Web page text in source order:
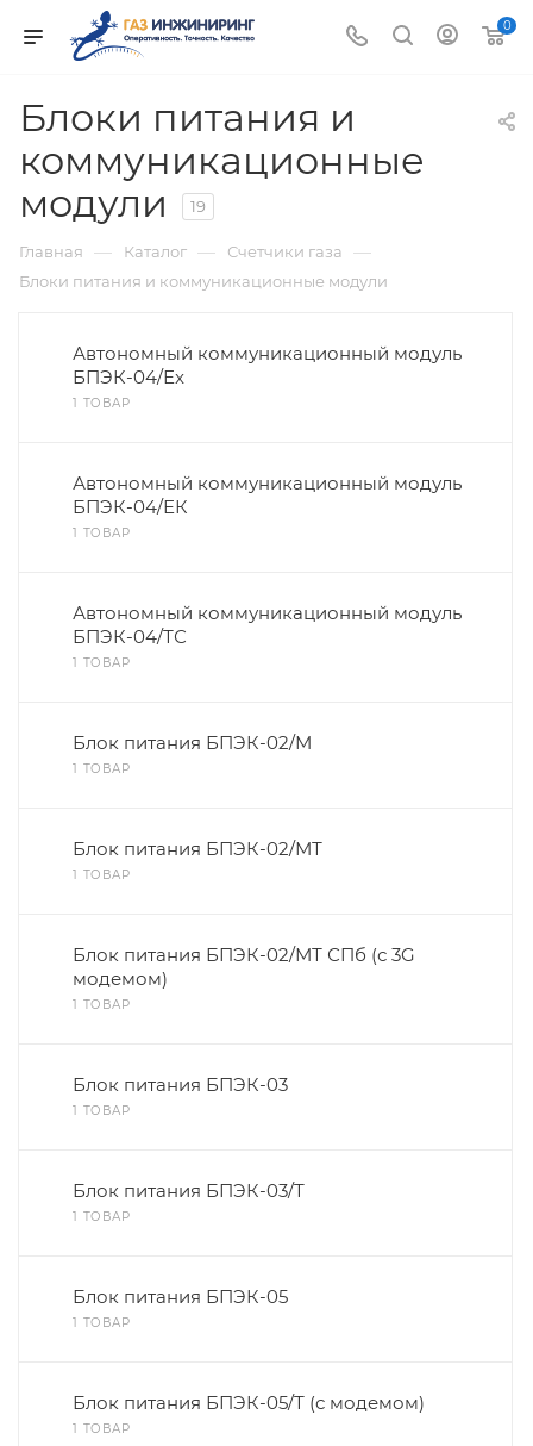
0
Блоки питания и
коммуникационные
модули
19
Главная — Каталог — Счетчики газа —
Блоки питания и коммуникационные модули
Автономный коммуникационный модуль
БПЭК-04/Еx
1 ТОВАР
Автономный коммуникационный модуль
БПЭК-04/ЕК
1 ТОВАР
Автономный коммуникационный модуль
БПЭК-04/ТС
1 ТОВАР
Блок питания БПЭК-02/М
1 ТОВАР
Блок питания БПЭК-02/МТ
1 ТОВАР
Блок питания БПЭК-02/МТ СПб (с 3G
модемом)
1 ТОВАР
Блок питания БПЭК-03
1 ТОВАР
Блок питания БПЭК-03/Т
1 ТОВАР
Блок питания БПЭК-05
1 ТОВАР
Блок питания БПЭК-05/Т (с модемом)
1 ТОВАР